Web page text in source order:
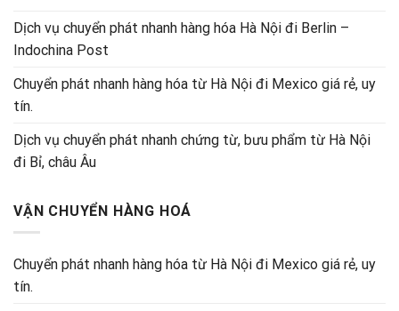
Dịch vụ chuyển phát nhanh hàng hóa Hà Nội đi Berlin –
Indochina Post
Chuyển phát nhanh hàng hóa từ Hà Nội đi Mexico giá rẻ, uy
tín.
Dịch vụ chuyển phát nhanh chứng từ, bưu phẩm từ Hà Nội
đi Bỉ, châu Âu
VẬN CHUYỂN HÀNG HOÁ
Chuyển phát nhanh hàng hóa từ Hà Nội đi Mexico giá rẻ, uy
tín.